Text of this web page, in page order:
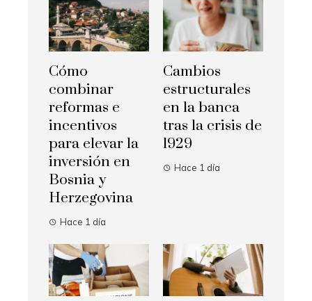
Cómo
combinar
reformas e
incentivos
para elevar la
inversión en
Bosnia y
Herzegovina
Hace 1 día
Cambios
estructurales
en la banca
tras la crisis de
1929
Hace 1 día